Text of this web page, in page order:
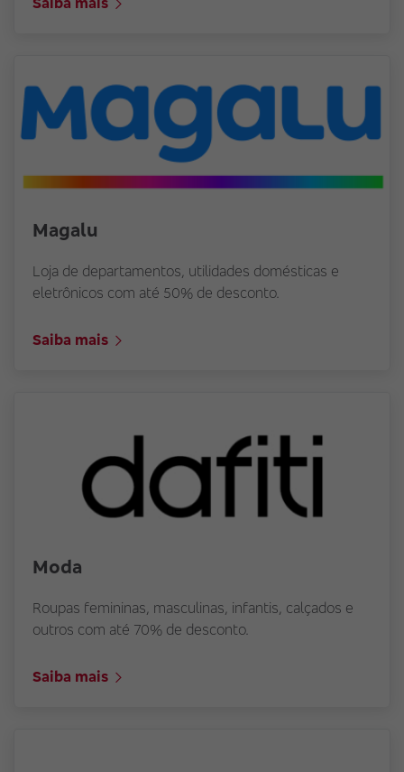
Magalu
Loja de departamentos, utilidades domésticas e
eletrônicos com até 50% de desconto.
Saiba mais
Moda
Roupas femininas, masculinas, infantis, calçados e
outros com até 70% de desconto.
Saiba mais